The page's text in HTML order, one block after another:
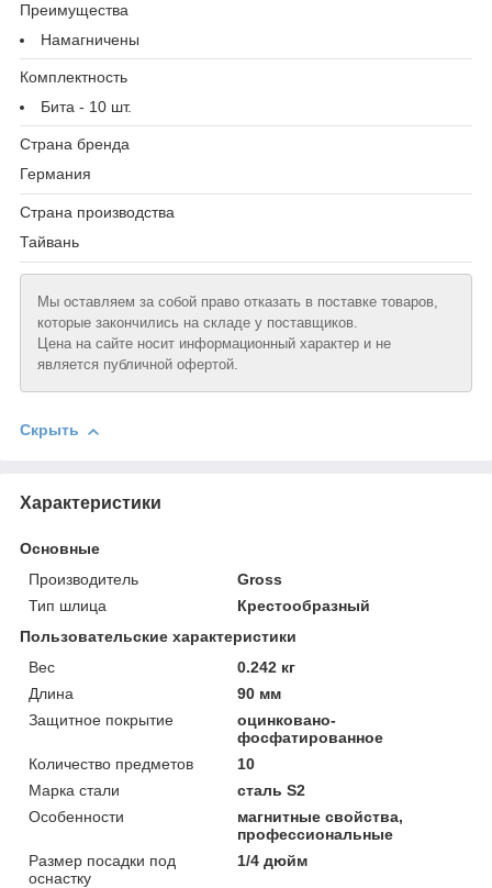
Преимущества
Намагничены
Комплектность
Бита - 10 шт.
Страна бренда
Германия
Страна производства
Тайвань
Мы оставляем за собой право отказать в поставке товаров,
которые закончились на складе у поставщиков.
Цена на сайте носит информационный характер и не
является публичной офертой.
Скрыть
Характеристики
Основные
Производитель
Gross
Тип шлица
Крестообразный
Пользовательские характеристики
Вeс
0.242 кг
Длинa
90 мм
Защитное покрытие
оцинковано-
фосфатированное
Количество предметов
10
Марка стали
сталь S2
Особенности
магнитные свойства,
профессиональные
Размер посадки под
оснастку
1/4 дюйм